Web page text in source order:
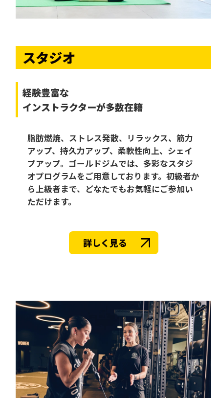
スタジオ
経験豊富な
インストラクターが多数在籍
脂肪燃焼、ストレス発散、リラックス、筋力
アップ、持久力アップ、柔軟性向上、シェイ
プアップ。ゴールドジムでは、多彩なスタジ
オプログラムをご用意しております。初級者か
ら上級者まで、どなたでもお気軽にご参加い
ただけます。
詳しく見る